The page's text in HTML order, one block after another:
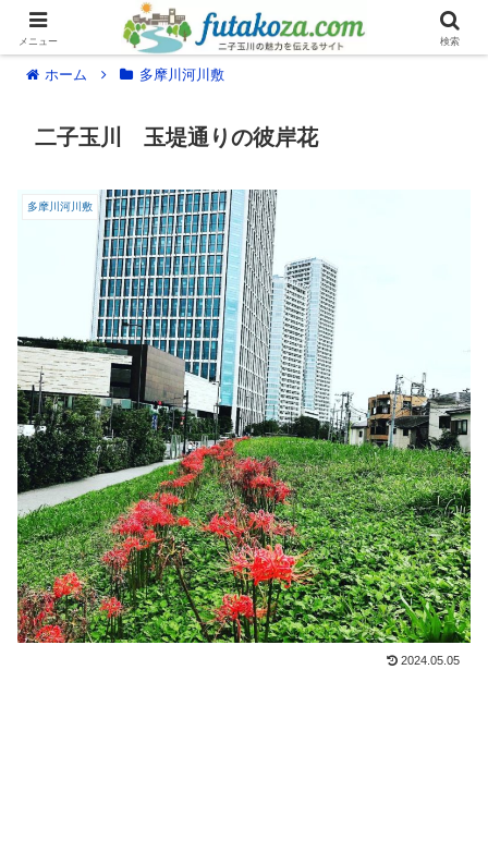
ホーム 多摩川河川敷
二子玉川 玉堤通りの彼岸花
多摩川河川敷
2024.05.05
メニュー 検索